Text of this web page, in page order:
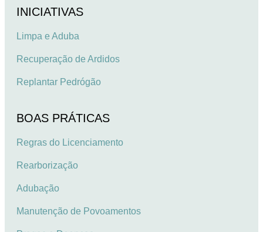
INICIATIVAS
Limpa e Aduba
Recuperação de Ardidos
Replantar Pedrógão
BOAS PRÁTICAS
Regras do Licenciamento
Rearborização
Adubação
Manutenção de Povoamentos